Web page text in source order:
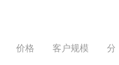
价格 客户规模 分